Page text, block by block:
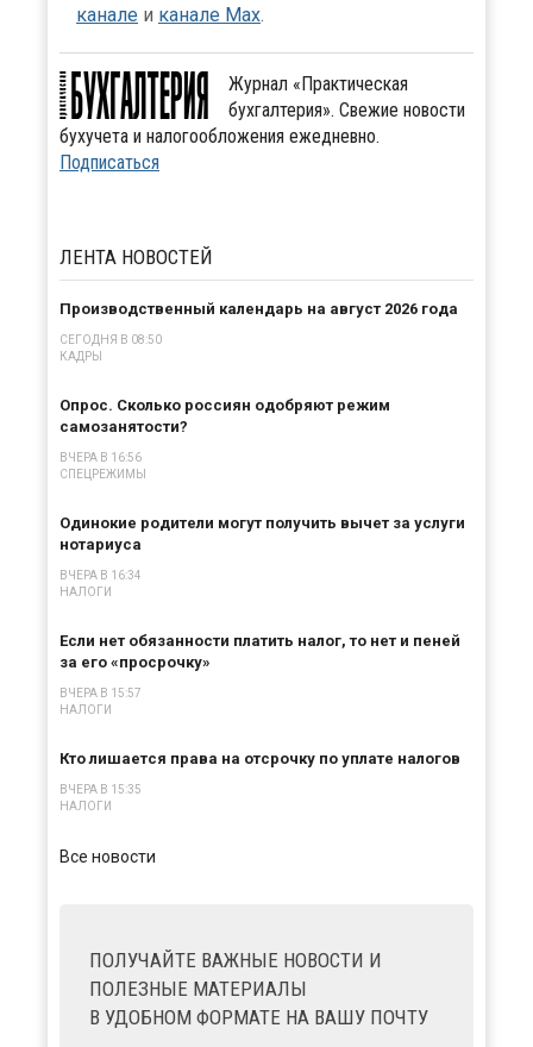
канале и канале Max.
Журнал «Практическая
бухгалтерия». Свежие новости
бухучета и налогообложения ежедневно.
Подписаться
ЛЕНТА НОВОСТЕЙ
Производственный календарь на август 2026 года
СЕГОДНЯ В 08:50
КАДРЫ
Опрос. Сколько россиян одобряют режим
самозанятости?
ВЧЕРА В 16:56
СПЕЦРЕЖИМЫ
Одинокие родители могут получить вычет за услуги
нотариуса
ВЧЕРА В 16:34
НАЛОГИ
Если нет обязанности платить налог, то нет и пеней
за его «просрочку»
ВЧЕРА В 15:57
НАЛОГИ
Кто лишается права на отсрочку по уплате налогов
ВЧЕРА В 15:35
НАЛОГИ
Все новости
ПОЛУЧАЙТЕ ВАЖНЫЕ НОВОСТИ И
ПОЛЕЗНЫЕ МАТЕРИАЛЫ
В УДОБНОМ ФОРМАТЕ НА ВАШУ ПОЧТУ